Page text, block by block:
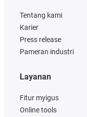
Tentang kami
Karier
Press release
Pameran industri
Layanan
Fitur myigus
Online tools